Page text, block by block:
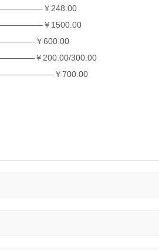
￥248.00
￥1500.00
￥600.00
￥200.00/300.00
￥700.00